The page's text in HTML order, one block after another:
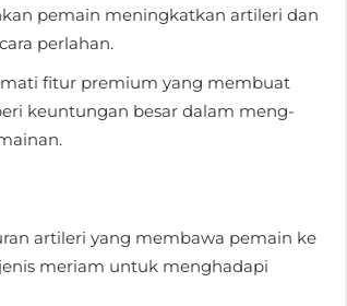
pemain meningkatkan artileri dan
perlahan.
fitur premium yang membuat
keuntungan besar dalam meng-
artileri yang membawa pemain ke
meriam untuk menghadapi